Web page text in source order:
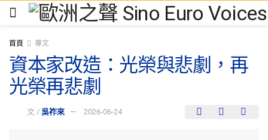
首頁 專文
資本家改造：光榮與悲劇，再
光榮再悲劇
文 / 吳祚來 2026-06-24